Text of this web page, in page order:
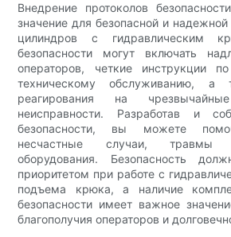
Внедрение протоколов
значение для безопасной и
цилиндров с гидравлическим
безопасности могут включать
операторов, четкие инструкции
техническому обслуживанию, а
реагирования на
неисправности. Разработав и
безопасности, вы можете
несчастные случаи, травмы
оборудования. Безопасность
приоритетом при работе с
подъема крюка, а наличие
безопасности имеет важное
благополучия операторов и